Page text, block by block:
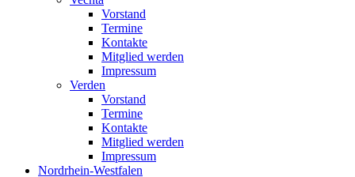
Vorstand
Termine
Kontakte
Mitglied werden
Impressum
Verden
Vorstand
Termine
Kontakte
Mitglied werden
Impressum
Nordrhein-Westfalen